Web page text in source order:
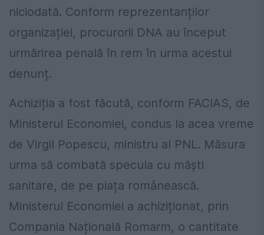
niciodată. Conform reprezentanților
organizației, procurorii DNA au început
urmărirea penală în rem în urma acestui
denunț.
Achiziția a fost făcută, conform FACIAS, de
Ministerul Economiei, condus la acea vreme
de Virgil Popescu, ministru al PNL. Măsura
urma să combată specula cu măști
sanitare, de pe piața românească.
Ministerul Economiei a achiziționat, prin
Compania Națională Romarm, o cantitate